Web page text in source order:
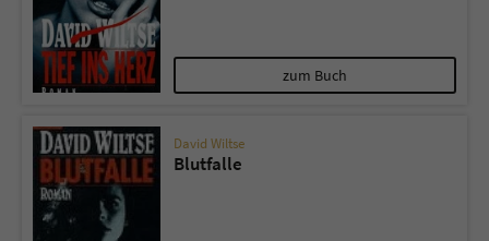
zum Buch
David Wiltse
Blutfalle